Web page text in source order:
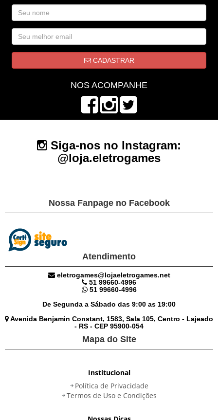
CADASTRAR
NOS ACOMPANHE
Siga-nos no Instagram:
@loja.eletrogames
Nossa Fanpage no Facebook
Atendimento
eletrogames@lojaeletrogames.net
51 99660-4996
51 99660-4996
De Segunda a Sábado das 9:00 as 19:00
Avenida Benjamin Constant, 1583, Sala 105, Centro - Lajeado
- RS - CEP 95900-054
Mapa do Site
Institucional
Política de Privacidade
Termos de Uso e Condições